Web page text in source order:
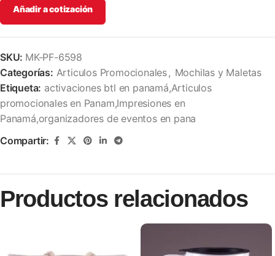
Añadir a cotización
SKU: MK-PF-6598
Categorías: Articulos Promocionales, Mochilas y Maletas
Etiqueta: activaciones btl en panamá,Articulos
promocionales en Panam,Impresiones en
Panamá,organizadores de eventos en pana
Compartir:
Productos relacionados